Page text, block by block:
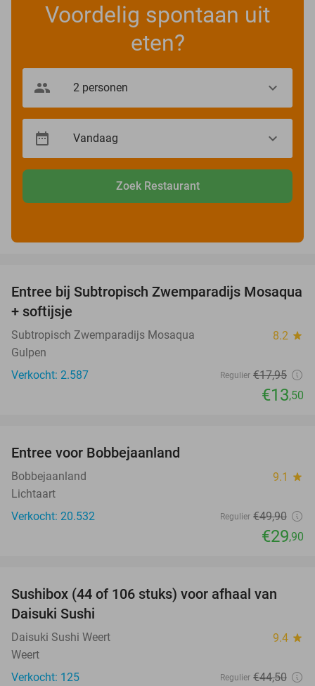
Voordelig spontaan uit
eten?
Zoek Restaurant
25%
Entree bij Subtropisch Zwemparadijs Mosaqua
+ softijsje
Subtropisch Zwemparadijs Mosaqua 8.2 star
Gulpen
Verkocht: 2.587
Regulier €17,95
€13,50
Entree voor Bobbejaanland
Bobbejaanland 9.1 star
Lichtaart
Verkocht: 20.532
Regulier €49,90
€29,90
35%
Sushibox (44 of 106 stuks) voor afhaal van
Daisuki Sushi
Daisuki Sushi Weert 9.4 star
Weert
Verkocht: 125
Regulier €44,50